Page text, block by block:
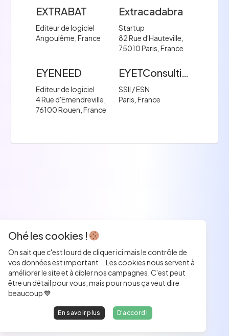
EXTRABAT
Editeur de logiciel
Angoulême, France
Extracadabra
Startup
82 Rue d'Hauteville,
75010 Paris, France
EYENEED
Editeur de logiciel
4 Rue d'Emendreville,
76100 Rouen, France
EYETConsulting
SSII / ESN
Paris, France
Ohé les cookies !
On sait que c'est lourd de cliquer ici mais le contrôle de
vos données est important... Les cookies nous servent à
améliorer le site et à cibler nos campagnes. C'est peut
être un détail pour vous, mais pour nous ça veut dire
beaucoup 💙
En savoir plus D'accord !